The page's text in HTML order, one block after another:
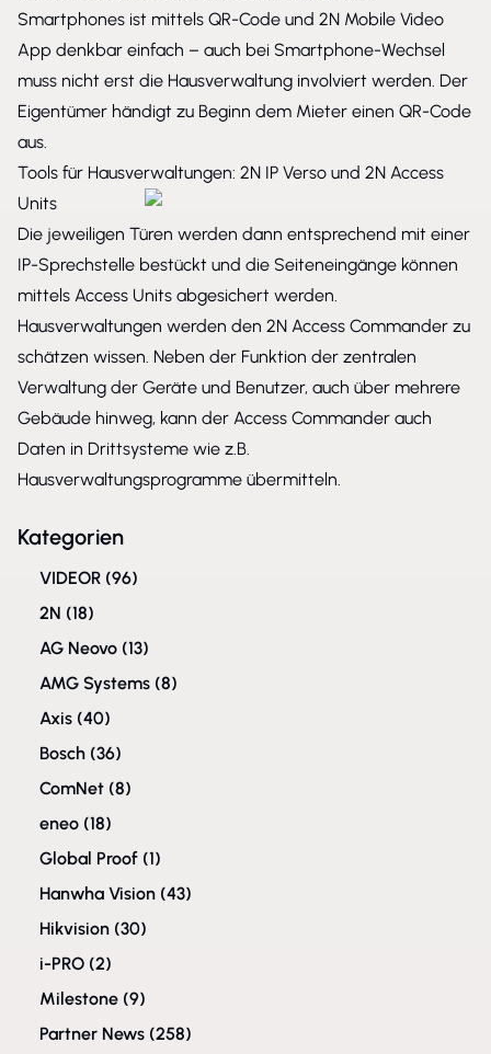
Smartphones ist mittels QR-Code und 2N Mobile Video
App denkbar einfach – auch bei Smartphone-Wechsel
muss nicht erst die Hausverwaltung involviert werden. Der
Eigentümer händigt zu Beginn dem Mieter einen QR-Code
aus.
Tools für Hausverwaltungen: 2N IP Verso und 2N Access
Units
Die jeweiligen Türen werden dann entsprechend mit einer
IP-Sprechstelle bestückt und die Seiteneingänge können
mittels Access Units abgesichert werden.
Hausverwaltungen werden den 2N Access Commander zu
schätzen wissen. Neben der Funktion der zentralen
Verwaltung der Geräte und Benutzer, auch über mehrere
Gebäude hinweg, kann der Access Commander auch
Daten in Drittsysteme wie z.B.
Hausverwaltungsprogramme übermitteln.
Kategorien
VIDEOR (96)
2N (18)
AG Neovo (13)
AMG Systems (8)
Axis (40)
Bosch (36)
ComNet (8)
eneo (18)
Global Proof (1)
Hanwha Vision (43)
Hikvision (30)
i-PRO (2)
Milestone (9)
Partner News (258)